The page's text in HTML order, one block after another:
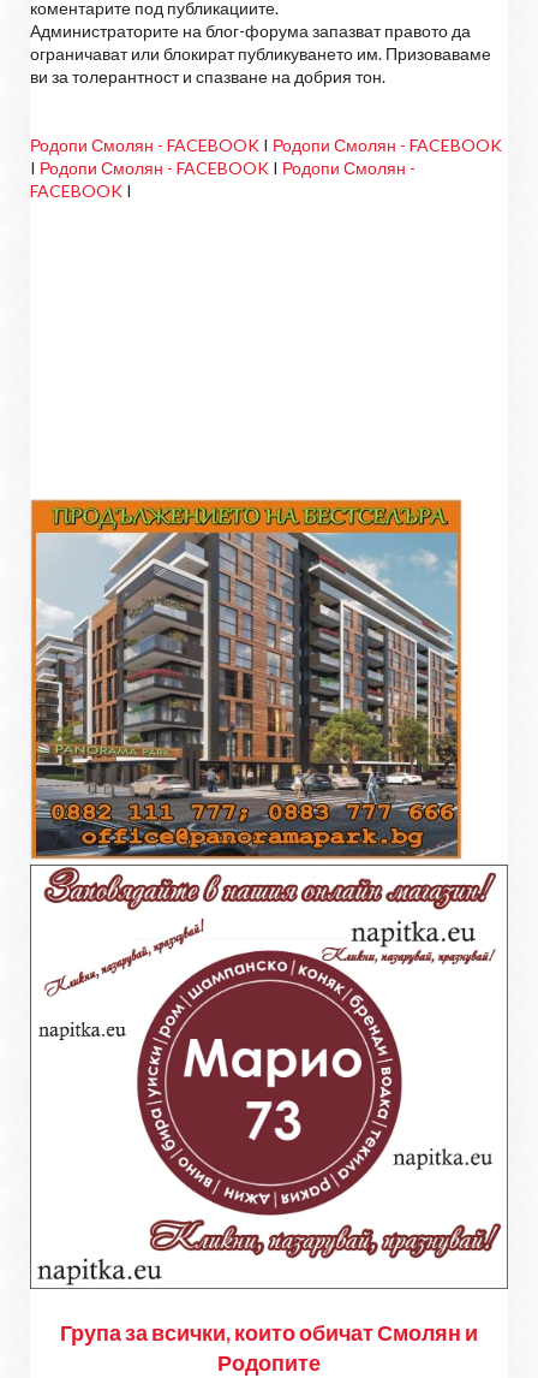
коментарите под публикациите.
Администраторите на блог-форума запазват правото да
ограничават или блокират публикуването им. Призоваваме
ви за толерантност и спазване на добрия тон.
Родопи Смолян - FACEBOOK I Родопи Смолян - FACEBOOK
I Родопи Смолян - FACEBOOK I Родопи Смолян -
FACEBOOK I
Група за всички, които обичат Смолян и
Родопите